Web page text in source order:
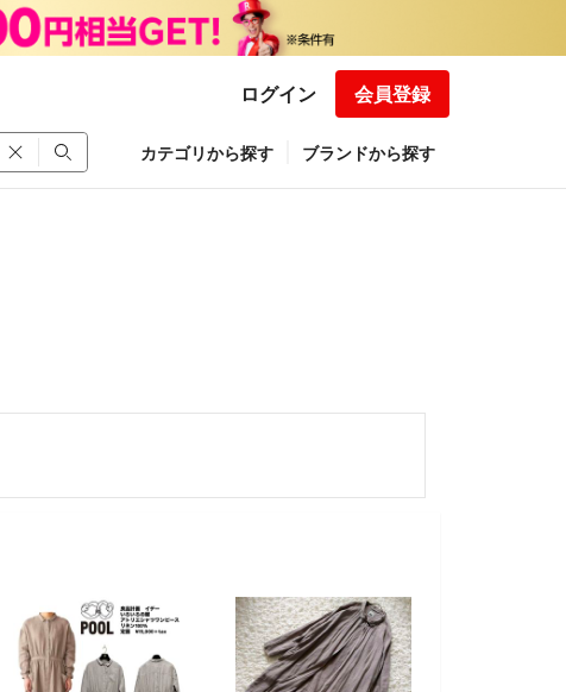
ログイン 会員登録
カテゴリから探す ブランドから探す